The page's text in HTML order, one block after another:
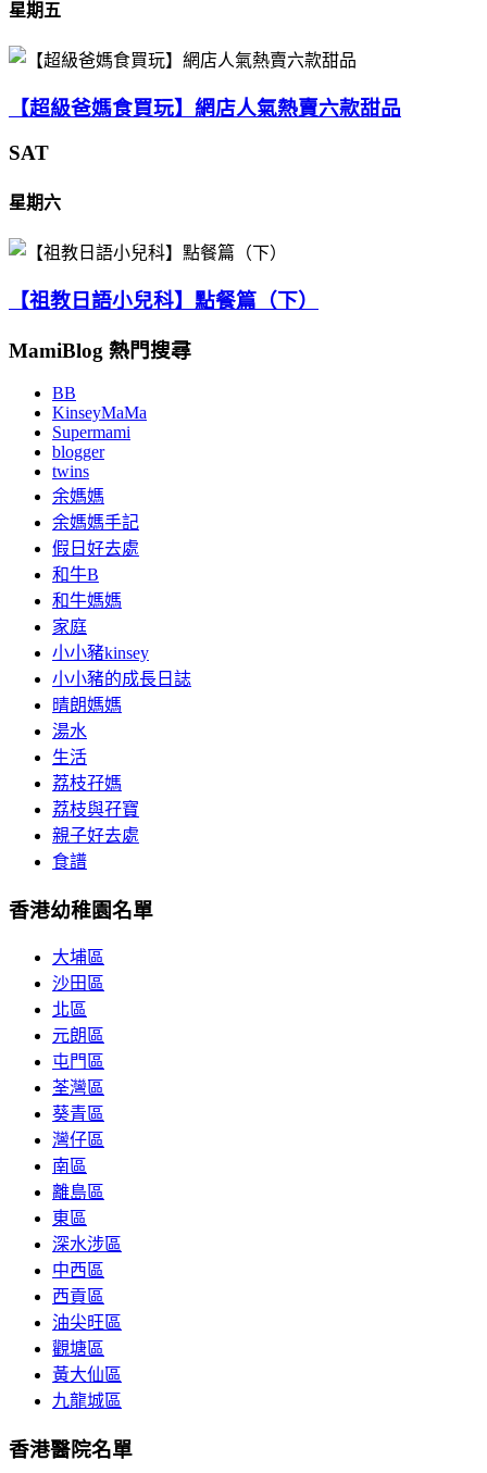
星期五
【超級爸媽食買玩】網店人氣熱賣六款甜品
SAT
星期六
【祖教日語小兒科】點餐篇（下）
MamiBlog 熱門搜尋
BB
KinseyMaMa
Supermami
blogger
twins
余媽媽
余媽媽手記
假日好去處
和牛B
和牛媽媽
家庭
小小豬kinsey
小小豬的成長日誌
晴朗媽媽
湯水
生活
荔枝孖媽
荔枝與孖寶
親子好去處
食譜
香港幼稚園名單
大埔區
沙田區
北區
元朗區
屯門區
荃灣區
葵青區
灣仔區
南區
離島區
東區
深水涉區
中西區
西貢區
油尖旺區
觀塘區
黃大仙區
九龍城區
香港醫院名單